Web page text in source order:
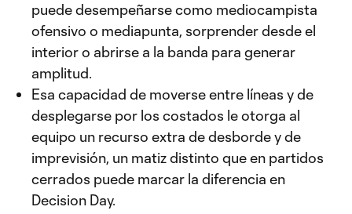
puede desempeñarse como mediocampista
ofensivo o mediapunta, sorprender desde el
interior o abrirse a la banda para generar
amplitud.
Esa capacidad de moverse entre líneas y de
desplegarse por los costados le otorga al
equipo un recurso extra de desborde y de
imprevisión, un matiz distinto que en partidos
cerrados puede marcar la diferencia en
Decision Day.